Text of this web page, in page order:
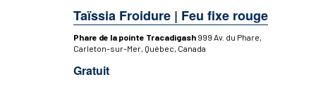
Taïssia Froidure | Feu fixe rouge
Phare de la pointe Tracadigash 999 Av. du Phare,
Carleton-sur-Mer, Québec, Canada
Gratuit